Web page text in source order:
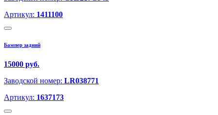
Артикул: 1411100
Бампер задний
15000 руб.
Заводской номер: LR038771
Артикул: 1637173